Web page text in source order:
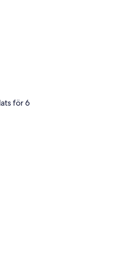
för 6